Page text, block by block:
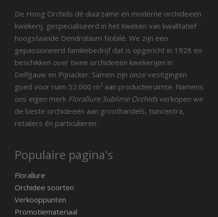
De Hoog Orchids dé duurzame en moderne orchideeën
kwekerij, gespecialiseerd in het kweken van kwalitatief
hoogstaande Dendrobium Nobilé. We zijn een
gepassioneerd familiebedrijf dat is opgericht in 1928 en
beschikken over twee orchideeën kwekerijen in
Delfgauw en Pijnacker. Samen zijn onze vestigingen
goed voor ruim 52.000 m2 aan productieruimte. Namens
ons eigen merk Florallure Sublime Orchidsverkopen we
de beste orchideeën aan groothandels, tuincentra,
retailers én particulieren.
Populaire pagina's
Florallure
Orchidee soorten
Verkooppunten
Promotiemateriaal